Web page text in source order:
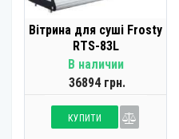
Вітрина для суші Frosty
RTS-83L
В наличии
36894 грн.
КУПИТИ